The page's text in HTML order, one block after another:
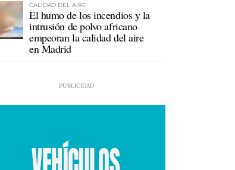
CALIDAD DEL AIRE
El humo de los incendios y la
intrusión de polvo africano
empeoran la calidad del aire
en Madrid